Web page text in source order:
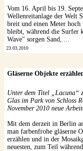
Vom 16. April bis 19.
Wellenreitanlage der Welt
breit und einen Meter hoch
bleibt, während die Surfer
Wave" sorgen Sand, ...
23.03.2010
Gläserne Objekte
Unter dem Titel „Lacuna“
Glas im Park von Schloss
November 2010 neue
Mit dem derzeit in Berlin
man farbenfrohe gläserne
erzählen und in der
neuesten, zum Teil während